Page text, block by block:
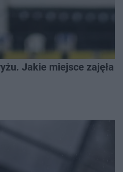
Jakie miejsce zajęła